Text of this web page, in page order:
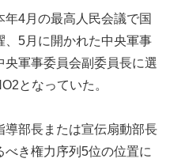
4月の最高人民会議で国
、5月に開かれた中央軍事
軍事委員会副委員長に選
となっていた。
導部長または宣伝扇動部長
べき権力序列5位の位置に